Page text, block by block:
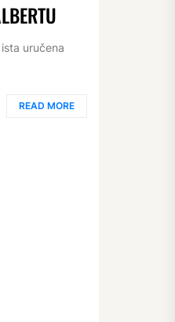
uručena
READ MORE